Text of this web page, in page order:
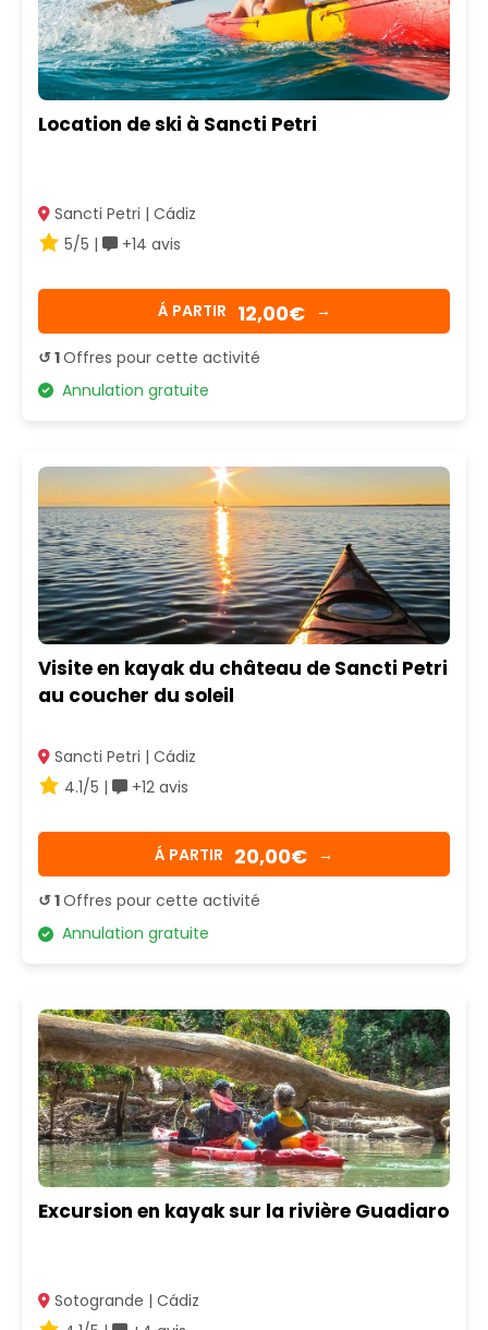
Location de ski à Sancti Petri
Sancti Petri | Cádiz
5/5 |
+14 avis
Á PARTIR 12,00€ →
↺ 1Offres pour cette activité
Annulation gratuite
Visite en kayak du château de Sancti Petri
au coucher du soleil
Sancti Petri | Cádiz
4.1/5 |
+12 avis
Á PARTIR 20,00€ →
↺ 1Offres pour cette activité
Annulation gratuite
Excursion en kayak sur la rivière Guadiaro
Sotogrande | Cádiz